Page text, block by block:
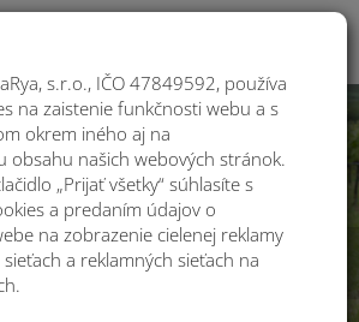
s.r.o., IČO 47849592, používa
na zaistenie funkčnosti webu a s
okrem iného aj na
obsahu našich webových stránok.
„Prijať všetky“ súhlasíte s
a predaním údajov o
na zobrazenie cielenej reklamy
a reklamných sieťach na